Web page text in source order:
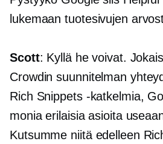
lukemaan tuotesivujen
Scott: Kyllä he voivat.
Crowdin suunnitelman
Rich Snippets -katkelmia,
monia erilaisia ​​asioita
Kutsumme niitä edelleen